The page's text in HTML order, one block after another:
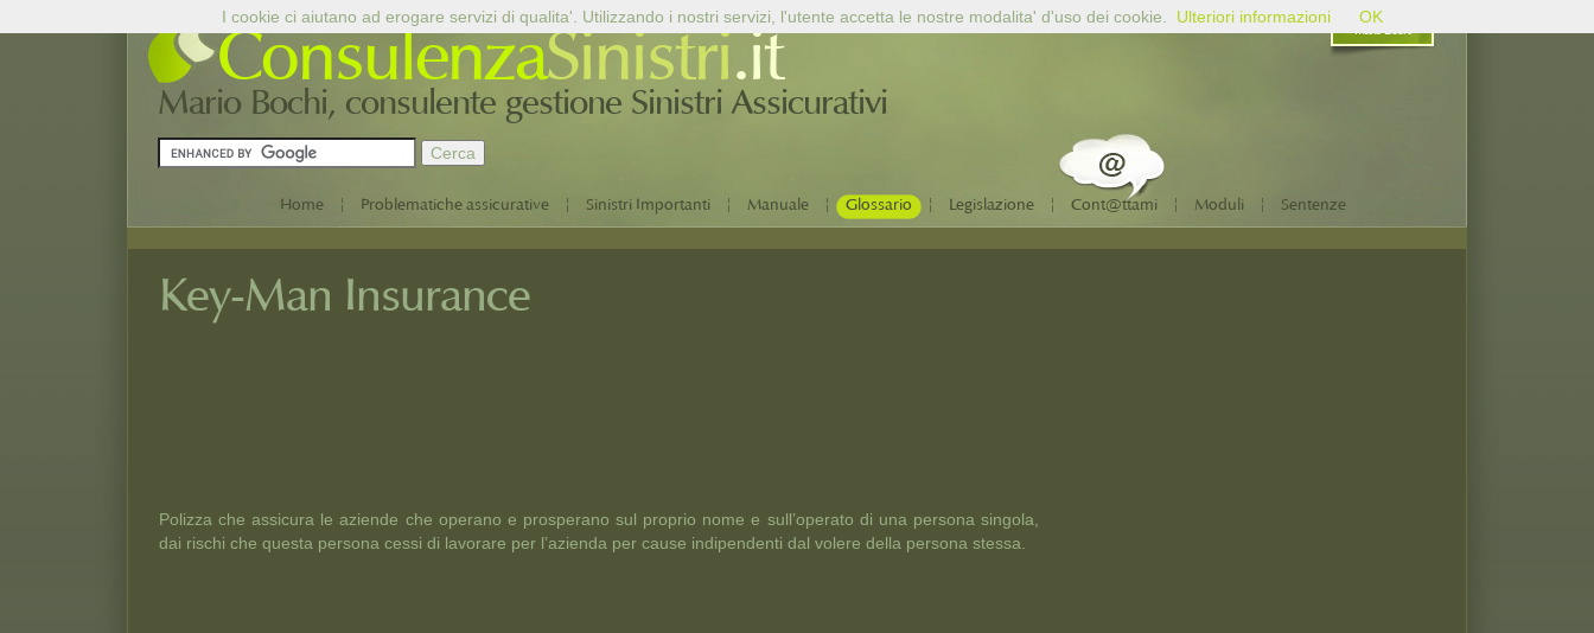
ConsulenzaSinistri.it
Mario Bochi, consulente gestione Sinistri Assicurativi
Home | Problematiche assicurative | Sinistri Importanti | Manuale | Glossario | Legislazione | Cont@ttami | Moduli | Sentenze
Key-Man Insurance
Polizza che assicura le aziende che operano e prosperano sul proprio nome e sull’operato di una persona singola,
dai rischi che questa persona cessi di lavorare per l’azienda per cause indipendenti dal volere della persona stessa.
I cookie ci aiutano ad erogare servizi di qualita'. Utilizzando i nostri servizi, l'utente accetta le nostre modalita' d'uso dei cookie. Ulteriori informazioni OK